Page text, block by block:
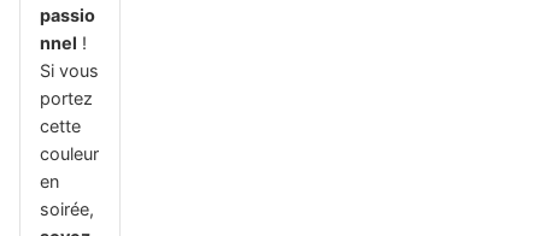
passio
nnel !
Si vous
portez
cette
couleur
en
soirée,